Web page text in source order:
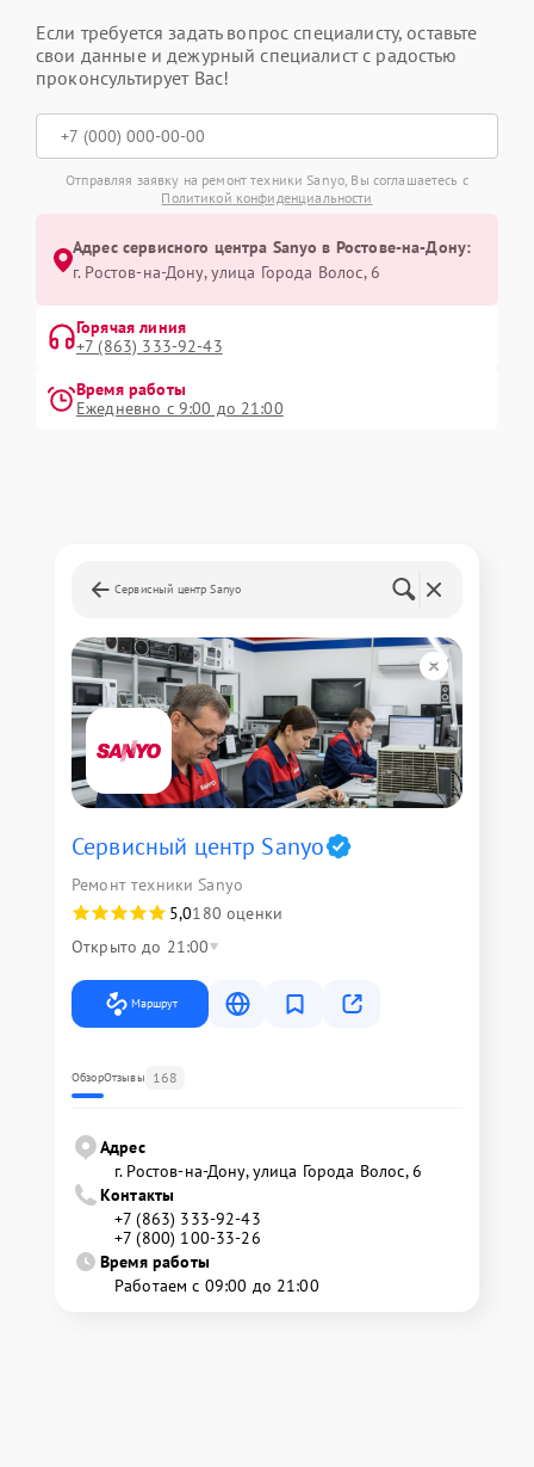
Если требуется задать вопрос специалисту, оставьте
свои данные и дежурный специалист с радостью
проконсультирует Вас!
Отправляя заявку на ремонт техники Sanyo, Вы соглашаетесь с
Политикой конфиденциальности
Адрес сервисного центра Sanyo в Ростове-на-Дону:
г. Ростов-на-Дону, улица Города Волос, 6
Горячая линия
+7 (863) 333-92-43
Время работы
Ежедневно с 9:00 до 21:00
Сервисный центр Sanyo
Сервисный центр Sanyo
Ремонт техники Sanyo
5,0180 оценки
Открыто до 21:00
Маршрут
ОбзорОтзывы 168
Адрес
г. Ростов-на-Дону, улица Города Волос, 6
Контакты
+7 (863) 333-92-43
+7 (800) 100-33-26
Время работы
Работаем с 09:00 до 21:00